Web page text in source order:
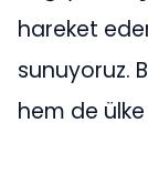
hareket
sunuyoruz.
hem de